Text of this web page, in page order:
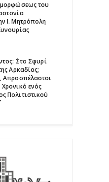
του
Ι. Μητρόπολη
΄΄Στο Σφυρί
Αρκαδίας;
Απροσπέλαστοι
ενός
Πολιτιστικού